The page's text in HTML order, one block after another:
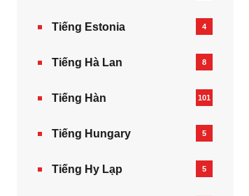
Tiếng Estonia 4
Tiếng Hà Lan 8
Tiếng Hàn 101
Tiếng Hungary 5
Tiếng Hy Lạp 5